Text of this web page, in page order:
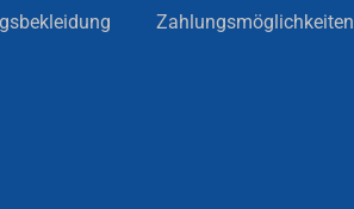
Zahlungsmöglichkeiten